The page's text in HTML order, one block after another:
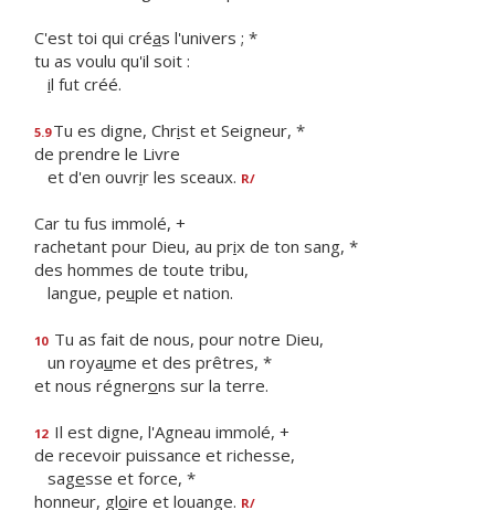
C'est toi qui créas l'univers ; *
tu as voulu qu'il soit :
il fut créé.
5.9 Tu es digne, Christ et Seigneur, *
de prendre le Livre
et d'en ouvrir les sceaux. R/
Car tu fus immolé, +
rachetant pour Dieu, au prix de ton sang, *
des hommes de toute tribu,
langue, peuple et nation.
10 Tu as fait de nous, pour notre Dieu,
un royaume et des prêtres, *
et nous régnerons sur la terre.
12 Il est digne, l'Agneau immolé, +
de recevoir puissance et richesse,
sagesse et force, *
honneur, gloire et louange. R/